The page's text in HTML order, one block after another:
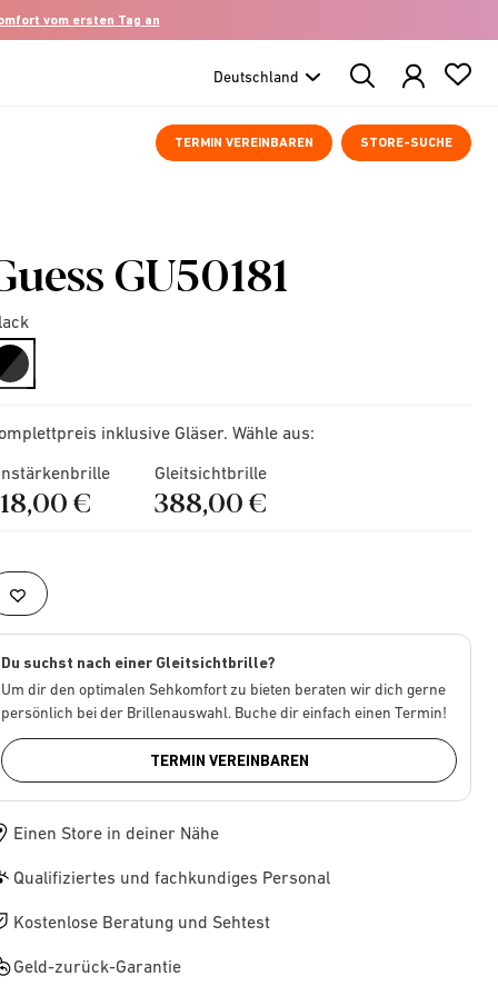
vom ersten Tag an
Search
Products
TERMIN VEREINBAREN STORE-SUCHE
GU50181
selected
inklusive Gläser. Wähle aus:
€
Gleitsichtbrille
388,00 €
Du suchst nach einer Gleitsichtbrille?
Um dir den optimalen Sehkomfort zu bieten beraten wir dich gerne
persönlich bei der Brillenauswahl. Buche dir einfach einen Termin!
TERMIN VEREINBAREN
Einen Store in deiner Nähe
Qualifiziertes und fachkundiges Personal
Kostenlose Beratung und Sehtest
Geld-zurück-Garantie